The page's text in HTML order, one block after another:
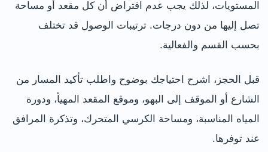
المستويات، لذلك يجب عدم افتراض أن كل مقعد أو مساحة
تصل إليها من دون درجات. ترتيبات الوصول قد تختلف
بحسب القسم والفعالية.
قبل الحجز، اشرح احتياجك بوضوح واطلب تأكيد المسار من
الشارع أو الموقف إلى البهو، وموقع المقعد المهيأ، ودورة
المياه المناسبة، ومساحة الكرسي المتحرك، وتذكرة المرافق
عند توفرها.